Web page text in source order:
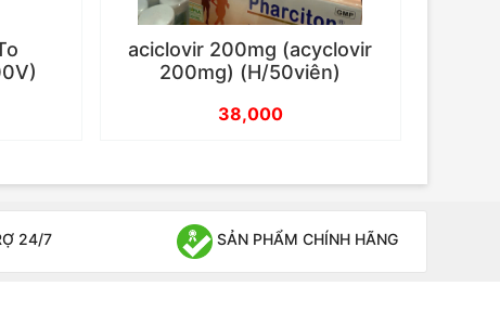
aciclovir 200mg (acyclovir
200mg) (H/50viên)
38,000
24/7 SẢN PHẨM CHÍNH HÃNG